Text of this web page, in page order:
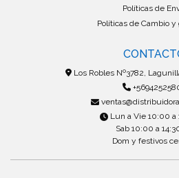
Políticas de
Políticas de Cambio y
Los Robles Nº3782,
Lun a Vie 10:00 a
Sab 10:00 a
Dom y festivos